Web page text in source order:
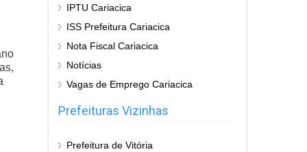
IPTU Cariacica
ISS Prefeitura Cariacica
Nota Fiscal Cariacica
Notícias
Vagas de Emprego Cariacica
Prefeituras Vizinhas
Prefeitura de Vitória